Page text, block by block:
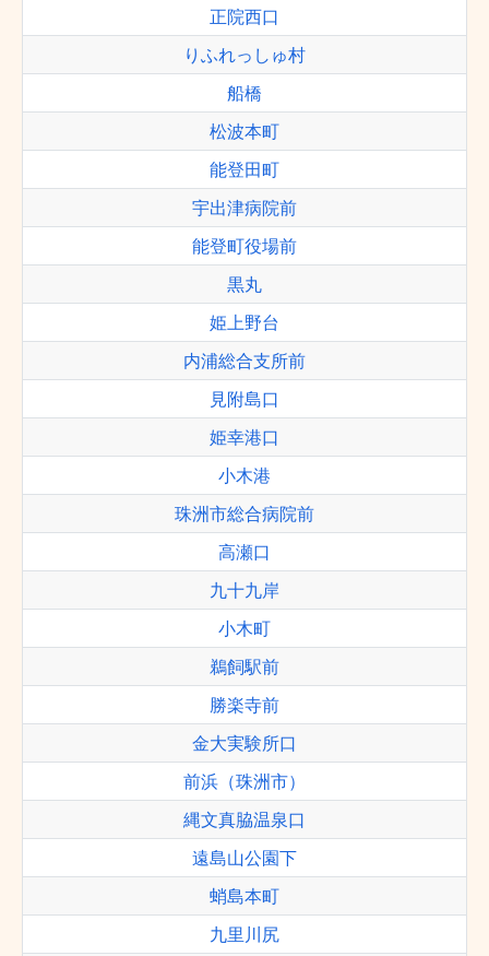
正院西口
りふれっしゅ村
船橋
松波本町
能登田町
宇出津病院前
能登町役場前
黒丸
姫上野台
内浦総合支所前
見附島口
姫幸港口
小木港
珠洲市総合病院前
高瀬口
九十九岸
小木町
鵜飼駅前
勝楽寺前
金大実験所口
前浜（珠洲市）
縄文真脇温泉口
遠島山公園下
蛸島本町
九里川尻